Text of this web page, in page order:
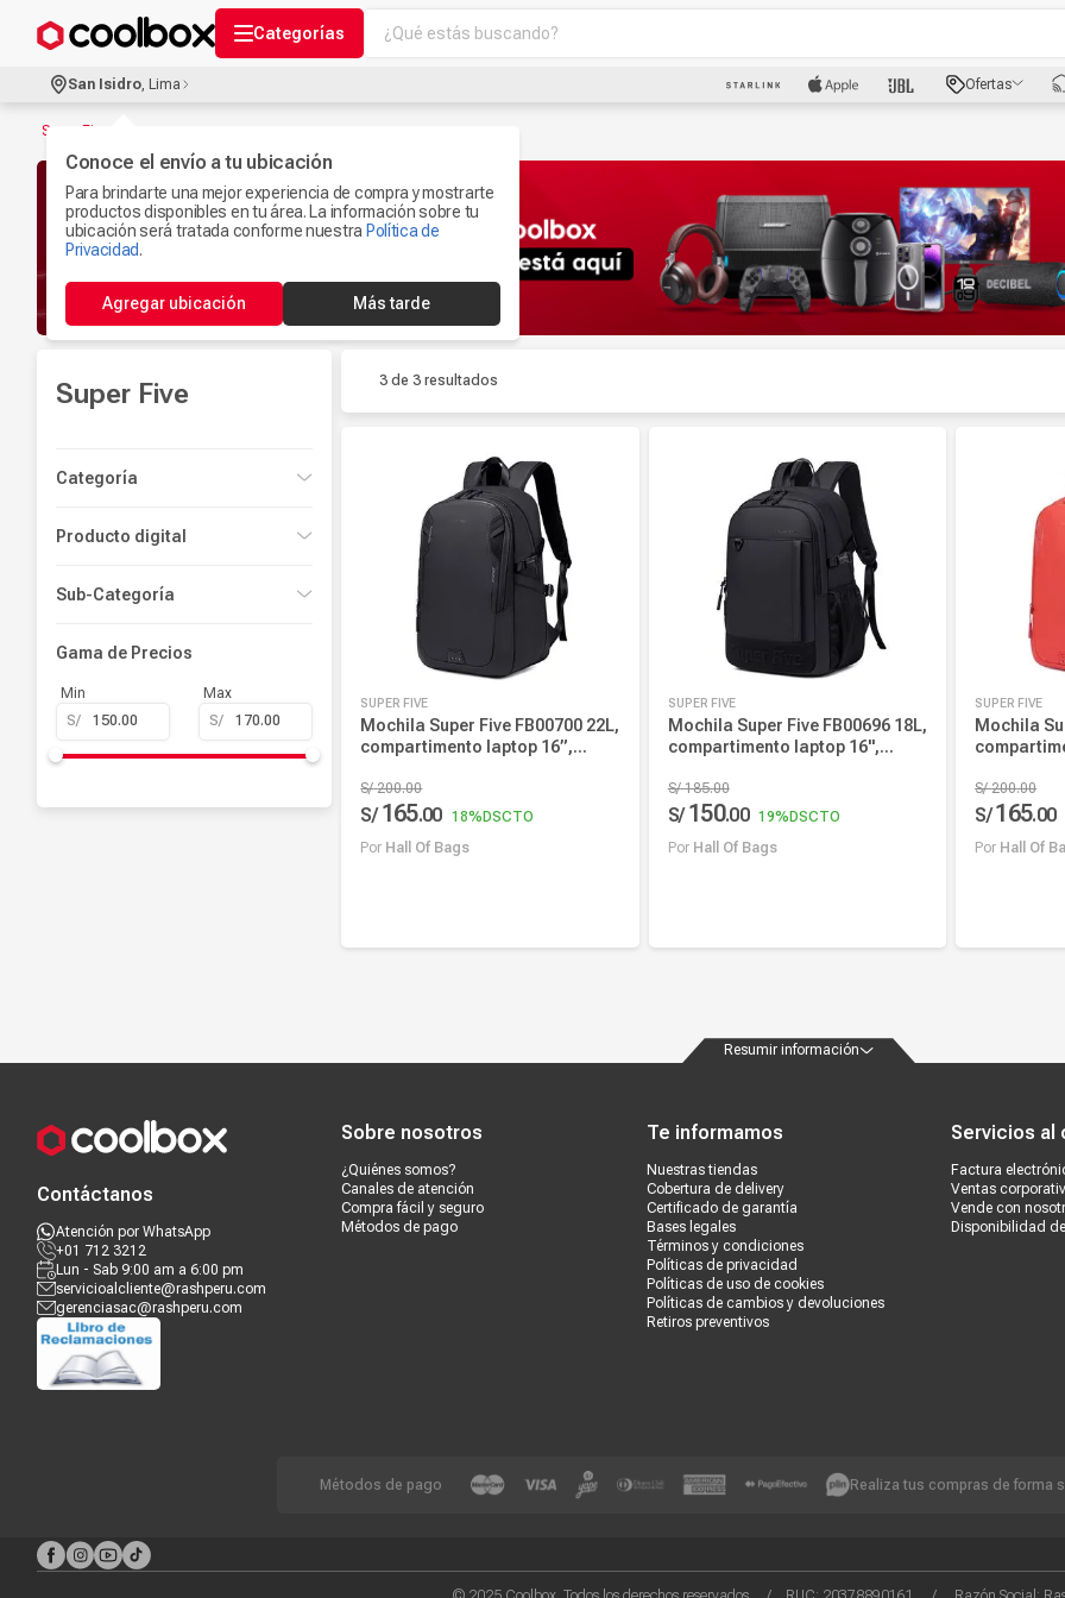
Categorías
¿Qué estás buscando?
3.
Ipad
Iphone 17
Microfono
Camaras Seguridad
7.
8.
Smartwach
San Isidro, Lima
Conoce el envío a tu ubicación
Para brindarte una mejor experiencia de compra y mostrarte
productos disponibles en tu área. La información sobre tu
ubicación será tratada conforme nuestra Política de
Privacidad.
Agregar ubicación Más tarde
Ofertas
Super Five
Super Five
Categoría
Producto digital
Sub-Categoría
Gama de Precios
Min
S/
Max
S/
3 de 3resultados
SUPER FIVE
Mochila Super Five FB00700 22L,
compartimento laptop 16”,
rasguños, negro
S/ 200.00
S/ 165.00 18% DSCTO
Por Hall Of Bags
SUPER FIVE
Mochila Super Five FB00696 18L,
compartimento laptop 16",
laterales, negro
S/ 185.00
S/ 150.00 19% DSCTO
Por Hall Of Bags
SUPER FIVE
Mochila
S/ 200.00
S/ 165.00
Por Hall Of
Resumir información
Contáctanos
Atención por WhatsApp
+01 712 3212
Lun - Sab 9:00 am a 6:00 pm
servicioalcliente@rashperu.com
gerenciasac@rashperu.com
Sobre nosotros
¿Quiénes somos?
Canales de atención
Compra fácil y seguro
Métodos de pago
Te informamos
Nuestras tiendas
Cobertura de delivery
Certificado de garantía
Bases legales
Términos y condiciones
Políticas de privacidad
Políticas de uso de cookies
Políticas de cambios y devoluciones
Retiros preventivos
Servicios al
Factura
Ventas
Vende con
Disponibilidad
Métodos de pago Realiza tus compras de forma